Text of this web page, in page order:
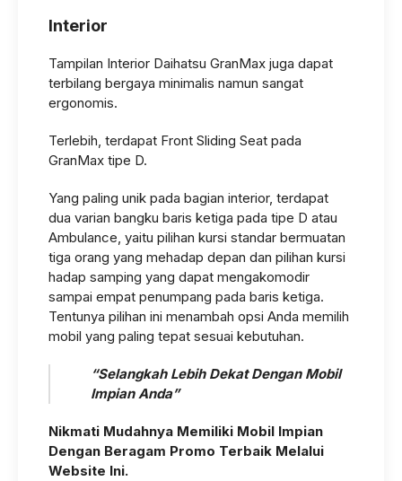
Interior
Tampilan Interior Daihatsu GranMax juga dapat
terbilang bergaya minimalis namun sangat
ergonomis.
Terlebih, terdapat Front Sliding Seat pada
GranMax tipe D.
Yang paling unik pada bagian interior, terdapat
dua varian bangku baris ketiga pada tipe D atau
Ambulance, yaitu pilihan kursi standar bermuatan
tiga orang yang mehadap depan dan pilihan kursi
hadap samping yang dapat mengakomodir
sampai empat penumpang pada baris ketiga.
Tentunya pilihan ini menambah opsi Anda memilih
mobil yang paling tepat sesuai kebutuhan.
“Selangkah Lebih Dekat Dengan Mobil
Impian Anda”
Nikmati Mudahnya Memiliki Mobil Impian
Dengan Beragam Promo Terbaik Melalui
Website Ini.